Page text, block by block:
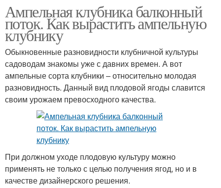
Ампельная клубника балконный
поток. Как вырастить ампельную
клубнику
Обыкновенные разновидности клубничной культуры
садоводам знакомы уже с давних времен. А вот
ампельные сорта клубники – относительно молодая
разновидность. Данный вид плодовой ягоды славится
своим урожаем превосходного качества.
При должном уходе плодовую культуру можно
применять не только с целью получения ягод, но и в
качестве дизайнерского решения.